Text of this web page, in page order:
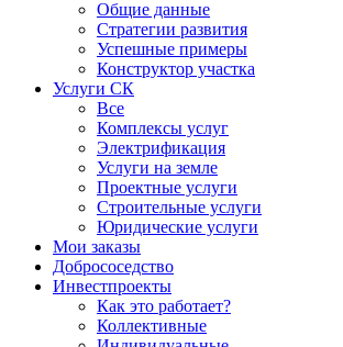
Общие данные
Стратегии развития
Успешные примеры
Конструктор участка
Услуги СК
Все
Комплексы услуг
Электрификация
Услуги на земле
Проектные услуги
Строительные услуги
Юридические услуги
Мои заказы
Добрососедство
Инвестпроекты
Как это работает?
Коллективные